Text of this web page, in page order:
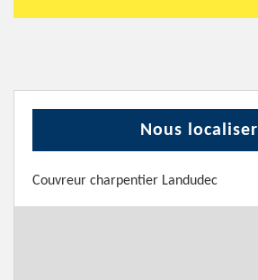
Nous localiser
Couvreur charpentier Landudec